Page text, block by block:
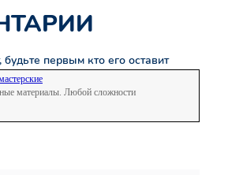
первым кто его оставит
материалы. Любой сложности